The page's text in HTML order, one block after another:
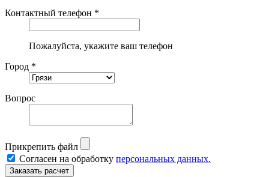
Контактный телефон *
Пожалуйста, укажите ваш телефон
Город *
Вопрос
Прикрепить файл
Согласен на обработку персональных данных.